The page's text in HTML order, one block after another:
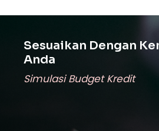
Sesuaikan Dengan
Anda
Simulasi Budget Kredit